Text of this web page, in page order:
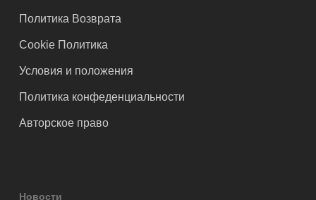
Политика Возврата
Cookie Политика
Условия и положения
Политика конфеденциальности
Авторское право
Новости